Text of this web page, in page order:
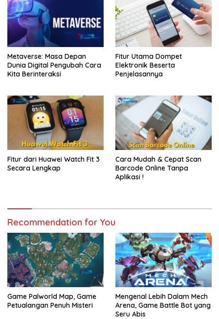
Metaverse: Masa Depan
Dunia Digital Pengubah Cara
Kita Berinteraksi
Fitur Utama Dompet
Elektronik Beserta
Penjelasannya
Fitur dari Huawei Watch Fit 3
Secara Lengkap
Cara Mudah & Cepat Scan
Barcode Online Tanpa
Aplikasi !
Recommendation for You
Game Palworld Map, Game
Petualangan Penuh Misteri
Mengenal Lebih Dalam Mech
Arena, Game Battle Bot yang
Seru Abis